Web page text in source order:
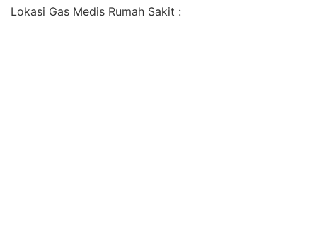
Lokasi Gas Medis Rumah Sakit :